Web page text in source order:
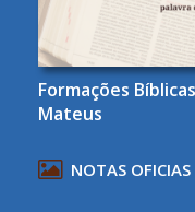
Formações
Mateus
NOTAS OFICIAS